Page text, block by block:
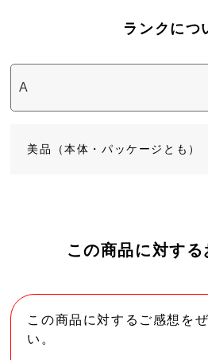
ランクにつ
美品（本体・パッケージとも）
この商品に対す
この商品に対するご感想を
い。